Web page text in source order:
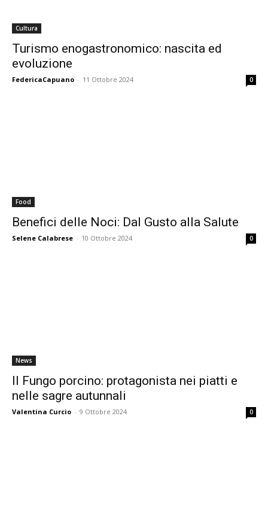
Cultura
Turismo enogastronomico: nascita ed
evoluzione
FedericaCapuano - 11 Ottobre 2024 0
Food
Benefici delle Noci: Dal Gusto alla Salute
Selene Calabrese - 10 Ottobre 2024 0
News
Il Fungo porcino: protagonista nei piatti e
nelle sagre autunnali
Valentina Curcio - 9 Ottobre 2024 0